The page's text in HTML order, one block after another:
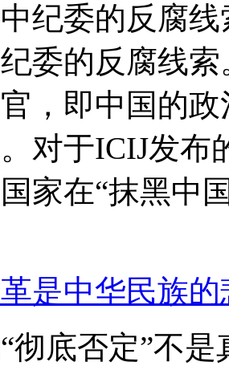
纪委的反腐
委的反腐线
，即中国的
对于ICIJ发布
家在“抹黑中
是中华民族的
彻底否定”不